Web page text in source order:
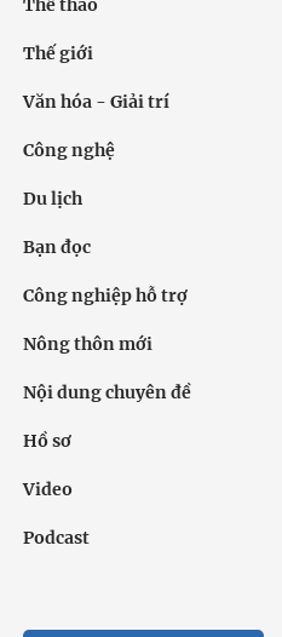
Thể thao
Thế giới
Văn hóa - Giải trí
Công nghệ
Du lịch
Bạn đọc
Công nghiệp hỗ trợ
Nông thôn mới
Nội dung chuyên đề
Hồ sơ
Video
Podcast